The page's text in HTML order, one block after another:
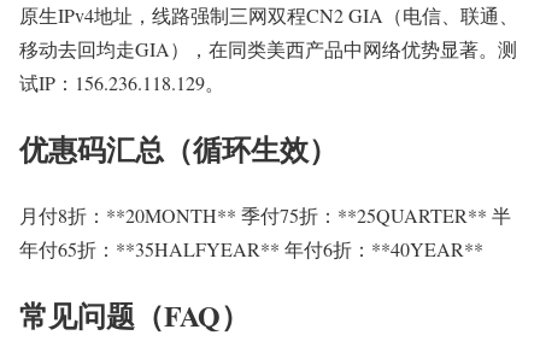
原生IPv4地址，线路强制三网双程CN2 GIA（电信、联通、
移动去回均走GIA），在同类美西产品中网络优势显著。测
试IP：156.236.118.129。
优惠码汇总（循环生效）
月付8折：**20MONTH** 季付75折：**25QUARTER** 半
年付65折：**35HALFYEAR** 年付6折：**40YEAR**
常见问题（FAQ）